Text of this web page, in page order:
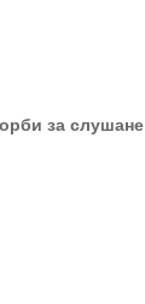
за слушане